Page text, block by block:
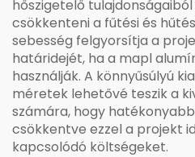
hőszigetelő
csökkenteni a fűtési és
sebesség felgyorsítja a
határidejét, ha a mapl
használják. A könnyűsúlyú
méretek lehetővé teszik a
számára, hogy
csökkentve ezzel a projekt
kapcsolódó költségeket.